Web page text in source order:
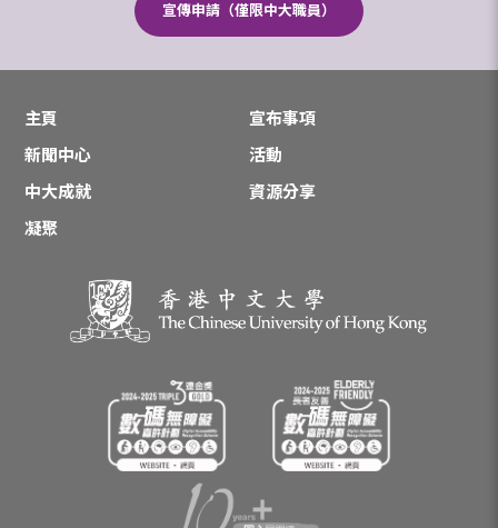
宣傳申請（僅限中大職員）
主頁
宣布事項
新聞中心
活動
中大成就
資源分享
凝聚